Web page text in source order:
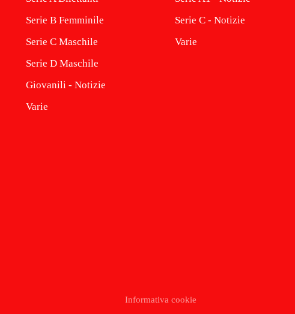
Serie B Femminile
Serie C Maschile
Serie D Maschile
Giovanili - Notizie
Varie
Serie C - Notizie
Varie
Informativa cookie